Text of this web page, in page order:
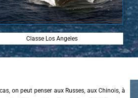
Classe Los Angeles
on peut penser aux Russes, aux Chinois, à